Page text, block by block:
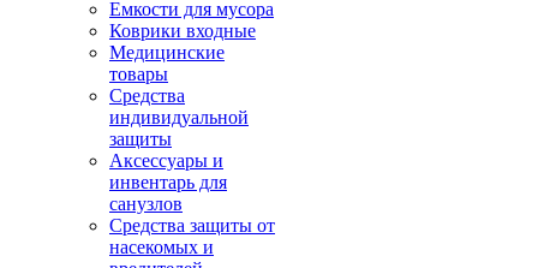
Емкости для мусора
Коврики входные
Медицинские
товары
Средства
индивидуальной
защиты
Аксессуары и
инвентарь для
санузлов
Средства защиты от
насекомых и